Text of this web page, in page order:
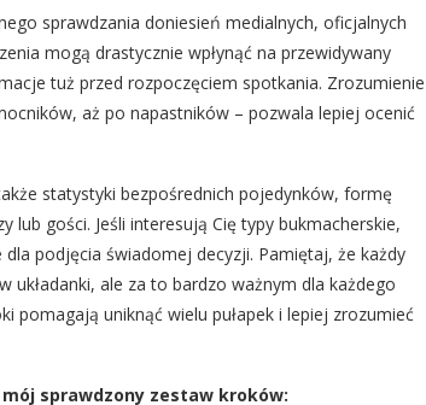
sprawdzania doniesień medialnych, oficjalnych
mogą drastycznie wpłynąć na przewidywany
tuż przed rozpoczęciem spotkania. Zrozumienie
aż po napastników – pozwala lepiej ocenić
statystyki bezpośrednich pojedynków, formę
gości. Jeśli interesują Cię typy bukmacherskie,
podjęcia świadomej decyzji. Pamiętaj, że każdy
ale za to bardzo ważnym dla każdego
pomagają uniknąć wielu pułapek i lepiej zrozumieć
sprawdzony zestaw kroków: